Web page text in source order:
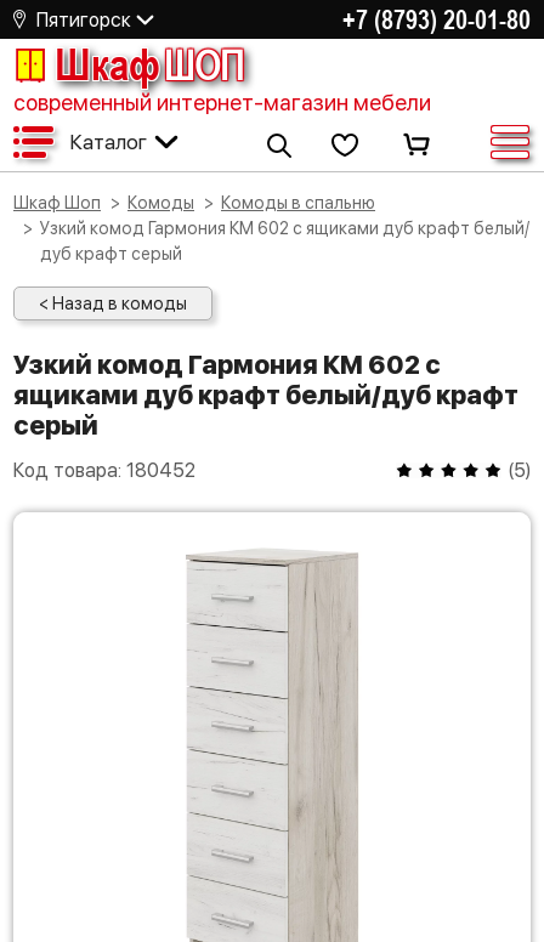
Пятигорск +7 (8793) 20-01-80
ШкафШОП
современный интернет-магазин мебели
Каталог
Шкаф Шоп Комоды
Комоды в спальню
Узкий комод Гармония КМ 602 с ящиками дуб крафт белый/
дуб крафт серый
< Назад в комоды
Узкий комод Гармония КМ 602 с
ящиками дуб крафт белый/дуб крафт
серый
Код товара: 180452 (5)